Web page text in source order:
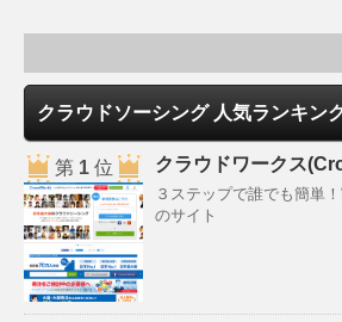
クラウドソーシング 人気ランキン
第 1位 クラウドワークス
３ステップで誰でも簡単
のサイト